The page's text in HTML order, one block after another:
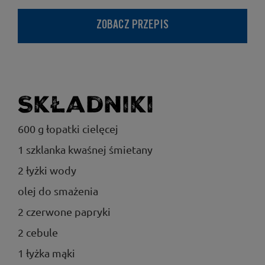
ZOBACZ PRZEPIS
Składniki
600 g łopatki cielęcej
1 szklanka kwaśnej śmietany
2 łyżki wody
olej do smażenia
2 czerwone papryki
2 cebule
1 łyżka mąki